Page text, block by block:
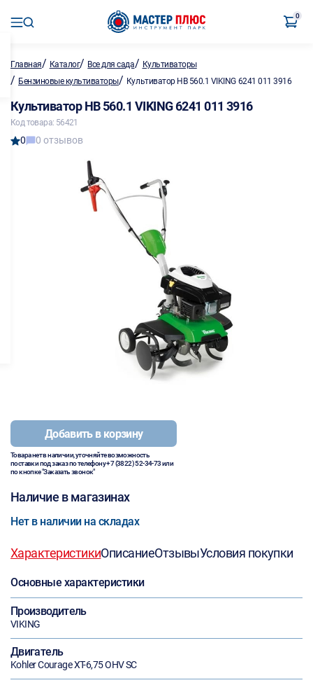
0
Главная/ Каталог/ Все для сада/ Культиваторы
/ Бензиновые культиваторы/ Культиватор НВ 560.1 VIKING 6241 011 3916
Культиватор НВ 560.1 VIKING 6241 011 3916
Код товара: 56421
0 0 отзывов
Добавить в корзину
Товара нет в наличии, уточняйте возможность
поставки под заказ по телефону+7 (3822) 52-34-73или
по кнопке "Заказать звонок"
Наличие в магазинах
Нет в наличии на складах
ХарактеристикиОписаниеОтзывыУсловия покупки
Основные характеристики
Производитель
VIKING
Двигатель
Kohler Courage XT-6,75 OHV SC